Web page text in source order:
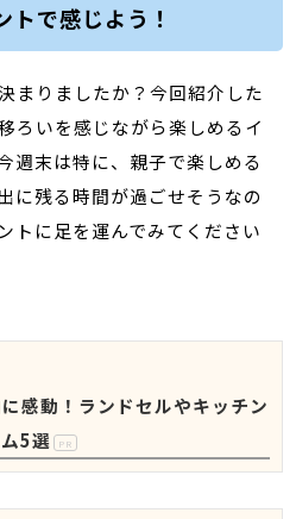
で感じよう！
まりましたか？今回紹介した
ろいを感じながら楽しめるイ
週末は特に、親子で楽しめる
に残る時間が過ごせそうなの
トに足を運んでみてください
感動！ランドセルやキッチン
5選
PR